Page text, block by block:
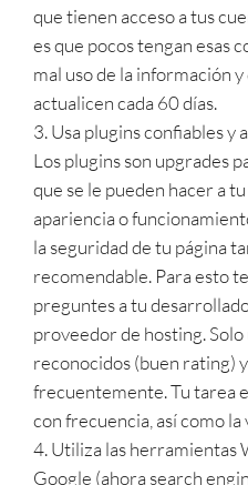
que tienen acceso a tus
es que pocos tengan esas
mal uso de la información
actualicen cada 60 días.
3. Usa plugins confiables y
Los plugins son upgrades
que se le pueden hacer a
apariencia o
la seguridad de tu página
recomendable. Para esto
preguntes a tu
proveedor de hosting.
reconocidos (buen rating)
frecuentemente. Tu tarea
con frecuencia, así como
4. Utiliza las herramientas
Google (ahora search